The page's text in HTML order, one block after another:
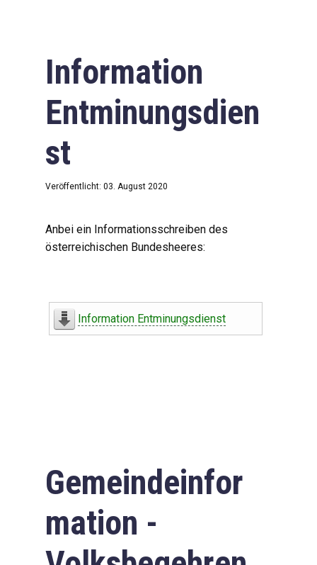
Information
Entminungsdien
st
Veröffentlicht: 03. August 2020
Anbei ein Informationsschreiben des
österreichischen Bundesheeres:
Information Entminungsdienst
Gemeindeinfor
mation -